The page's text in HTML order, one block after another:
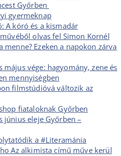
Győrben
gyermeknap
A kóró és a kismadár
olvas fel Simon Kornél
Ezeken a napokon zárva
vége: hagyomány, zene és
mennyiségben
filmstúdióvá változik az
fiataloknak Győrben
június eleje Győrben –
a #Literamánia
Az alkimista című műve kerül